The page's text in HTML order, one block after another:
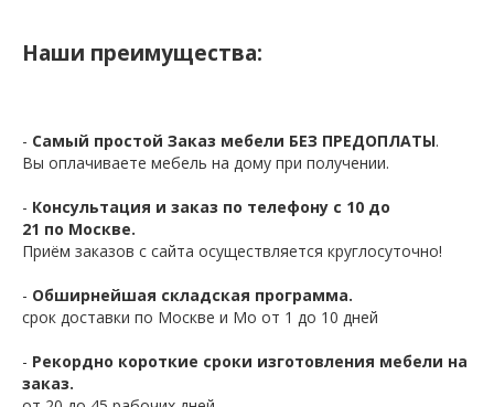
Наши преимущества:
- Самый простой Заказ мебели БЕЗ ПРЕДОПЛАТЫ.
Вы оплачиваете мебель на дому при получении.
- Консультация и заказ по телефону с 10 до
21 по Москве.
Приём заказов с сайта осуществляется круглосуточно!
- Обширнейшая складская программа.
срок доставки по Москве и Мо от 1 до 10 дней
- Рекордно короткие сроки изготовления мебели на
заказ.